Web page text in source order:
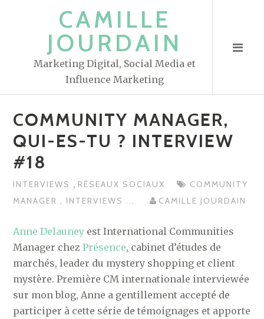
CAMILLE
JOURDAIN
Marketing Digital, Social Media et
Influence Marketing
COMMUNITY MANAGER,
QUI-ES-TU ? INTERVIEW
#18
INTERVIEWS , RÉSEAUX SOCIAUX
COMMUNITY
MANAGER , INTERVIEWS ... CAMILLE JOURDAIN
Anne Delauney est International Communities
Manager chezPrésence, cabinet d’études de
marchés, leader du mystery shopping et client
mystère. Première CM internationale interviewée
sur mon blog, Anne a gentillement accepté de
participer à cette série de témoignages et apporte